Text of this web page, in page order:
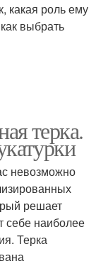
какая роль ему
выбрать
терка.
невозможно
решает
себе наиболее
Терка